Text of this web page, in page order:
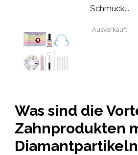
Schmuck...
Ausverkauft
Was sind die
Zahnprodukten